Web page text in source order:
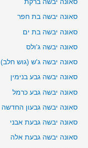
סאונה יבשה ברקת
סאונה יבשה בת חפר
סאונה יבשה בת ים
סאונה יבשה ג'ולס
סאונה יבשה ג'ש (גוש חלב)
סאונה יבשה גבע בנימין
סאונה יבשה גבע כרמל
סאונה יבשה גבעון החדשה
סאונה יבשה גבעת אבני
סאונה יבשה גבעת אלה